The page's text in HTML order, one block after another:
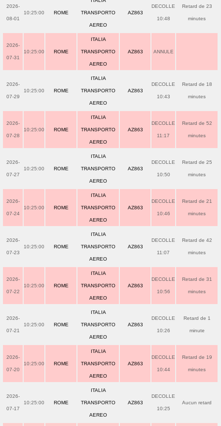
2026-
08-01
10:25:00 ROME TRANSPORTO
AEREO
AZ863
DECOLLE
10:48
Retard de 23
minutes
2026-
07-31
10:25:00 ROME
ITALIA
TRANSPORTO
AEREO
AZ863 ANNULE
2026-
07-29
10:25:00 ROME
ITALIA
TRANSPORTO
AEREO
AZ863
DECOLLE
10:43
Retard de 18
minutes
2026-
07-28
10:25:00 ROME
ITALIA
TRANSPORTO
AEREO
AZ863
DECOLLE
11:17
Retard de 52
minutes
2026-
07-27
10:25:00 ROME
ITALIA
TRANSPORTO
AEREO
AZ863
DECOLLE
10:50
Retard de 25
minutes
2026-
07-24
10:25:00 ROME
ITALIA
TRANSPORTO
AEREO
AZ863
DECOLLE
10:46
Retard de 21
minutes
2026-
07-23
10:25:00 ROME
ITALIA
TRANSPORTO
AEREO
AZ863
DECOLLE
11:07
Retard de 42
minutes
2026-
07-22
10:25:00 ROME
ITALIA
TRANSPORTO
AEREO
AZ863
DECOLLE
10:56
Retard de 31
minutes
2026-
07-21
10:25:00 ROME
ITALIA
TRANSPORTO
AEREO
AZ863
DECOLLE
10:26
Retard de 1
minute
2026-
07-20
10:25:00 ROME
ITALIA
TRANSPORTO
AEREO
AZ863
DECOLLE
10:44
Retard de 19
minutes
2026-
07-17
10:25:00 ROME
ITALIA
TRANSPORTO
AEREO
AZ863
DECOLLE
10:25
Aucun retard